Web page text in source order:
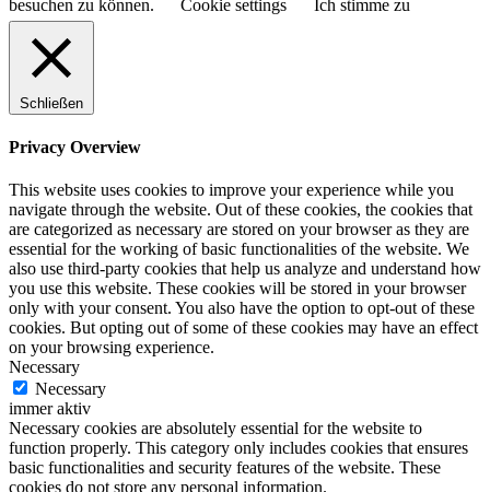
besuchen zu können.
Cookie settings Ich stimme zu
Schließen
Privacy Overview
This website uses cookies to improve your experience while you
navigate through the website. Out of these cookies, the cookies that
are categorized as necessary are stored on your browser as they are
essential for the working of basic functionalities of the website. We
also use third-party cookies that help us analyze and understand how
you use this website. These cookies will be stored in your browser
only with your consent. You also have the option to opt-out of these
cookies. But opting out of some of these cookies may have an effect
on your browsing experience.
Necessary
Necessary
immer aktiv
Necessary cookies are absolutely essential for the website to
function properly. This category only includes cookies that ensures
basic functionalities and security features of the website. These
cookies do not store any personal information.